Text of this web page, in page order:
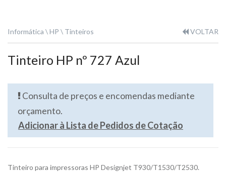
Informática HP Tinteiros VOLTAR
Tinteiro HP nº 727 Azul
Consulta de preços e encomendas mediante
orçamento.
Adicionar à Lista de Pedidos de Cotação
Tinteiro para impressoras HP Designjet T930/T1530/T2530.